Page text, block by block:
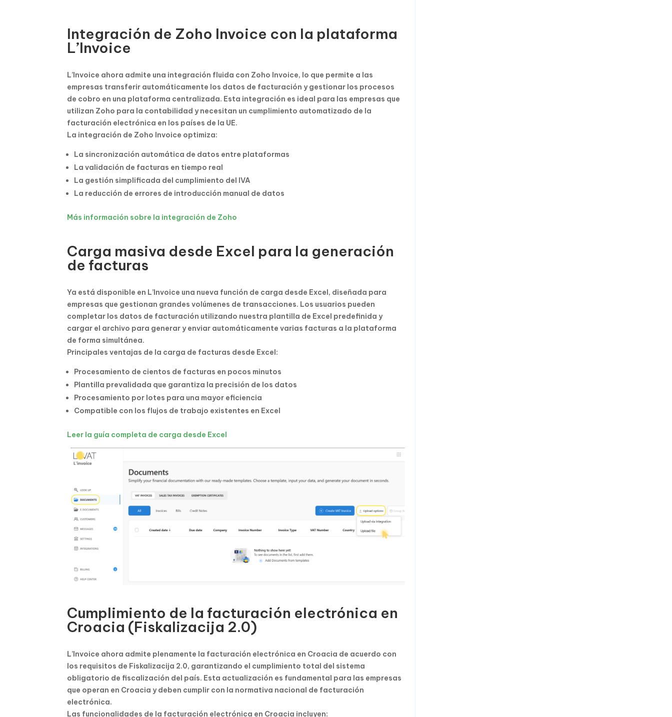
Integración de Zoho Invoice con la plataforma
L’Invoice
L’Invoice ahora admite una integración fluida con Zoho Invoice, lo que permite a las
empresas transferir automáticamente los datos de facturación y gestionar los procesos
de cobro en una plataforma centralizada. Esta integración es ideal para las empresas que
utilizan Zoho para la contabilidad y necesitan un cumplimiento automatizado de la
facturación electrónica en los países de la UE.
La integración de Zoho Invoice optimiza:
La sincronización automática de datos entre plataformas
La validación de facturas en tiempo real
La gestión simplificada del cumplimiento del IVA
La reducción de errores de introducción manual de datos
Más información sobre la integración de Zoho
Carga masiva desde Excel para la generación
de facturas
Ya está disponible en L’Invoice una nueva función de carga desde Excel, diseñada para
empresas que gestionan grandes volúmenes de transacciones. Los usuarios pueden
completar los datos de facturación utilizando nuestra plantilla de Excel predefinida y
cargar el archivo para generar y enviar automáticamente varias facturas a la plataforma
de forma simultánea.
Principales ventajas de la carga de facturas desde Excel:
Procesamiento de cientos de facturas en pocos minutos
Plantilla prevalidada que garantiza la precisión de los datos
Procesamiento por lotes para una mayor eficiencia
Compatible con los flujos de trabajo existentes en Excel
Leer la guía completa de carga desde Excel
Cumplimiento de la facturación electrónica en
Croacia (Fiskalizacija 2.0)
L’Invoice ahora admite plenamente la facturación electrónica en Croacia de acuerdo con
los requisitos de Fiskalizacija 2.0, garantizando el cumplimiento total del sistema
obligatorio de fiscalización del país. Esta actualización es fundamental para las empresas
que operan en Croacia y deben cumplir con la normativa nacional de facturación
electrónica.
Las funcionalidades de la facturación electrónica en Croacia incluyen: